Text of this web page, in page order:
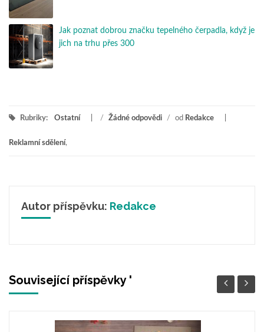
Jak poznat dobrou značku tepelného čerpadla, když je
jich na trhu přes 300
Rubriky: Ostatní / Žádné odpovědi / od Redakce
Reklamní sdělení,
Autor příspěvku: Redakce
Související příspěvky '